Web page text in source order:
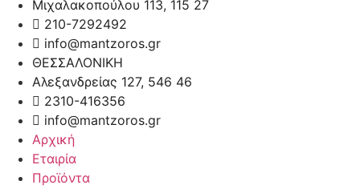
Μιχαλακοπούλου 113, 115 27
210-7292492
info@mantzoros.gr
ΘΕΣΣΑΛΟΝΙΚΗ
Αλεξανδρείας 127, 546 46
2310-416356
info@mantzoros.gr
Αρχική
Εταιρία
Προϊόντα